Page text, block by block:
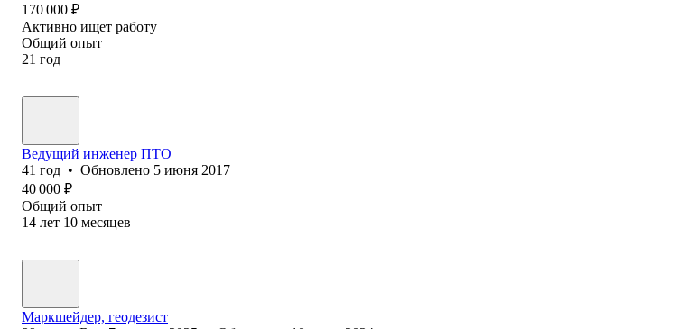
170 000 ₽
Активно ищет работу
Общий опыт
21 год
Ведущий инженер ПТО
41 год • Обновлено 5 июня 2017
40 000 ₽
Общий опыт
14 лет 10 месяцев
Маркшейдер, геодезист